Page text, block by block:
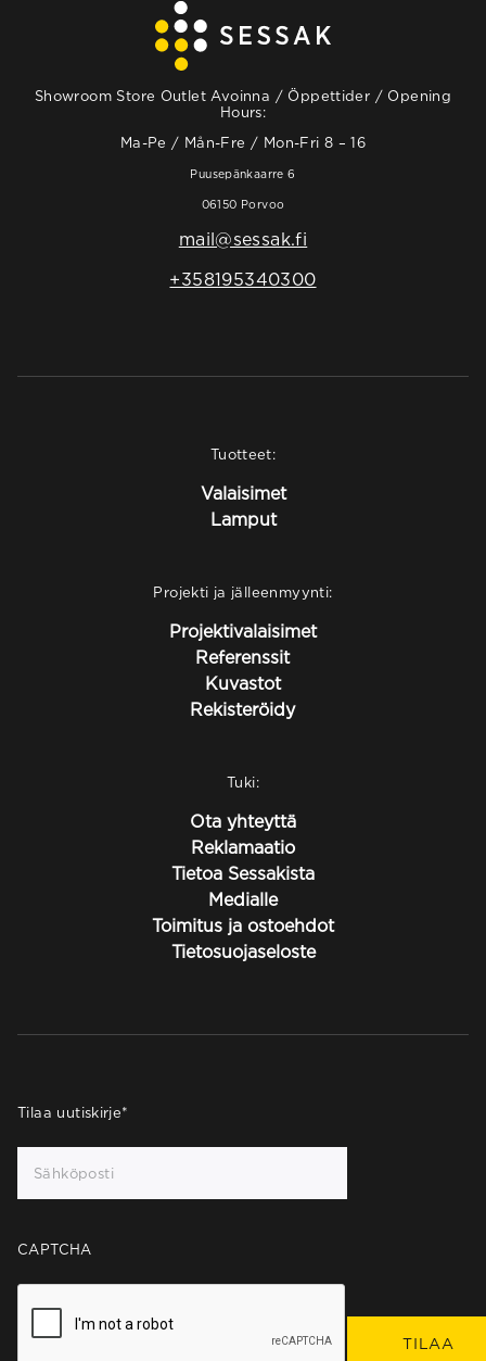
Showroom Store Outlet Avoinna / Öppettider / Opening
Hours:
Ma-Pe / Mån-Fre / Mon-Fri 8 – 16
Puusepänkaarre 6
06150 Porvoo
mail@sessak.fi
+358195340300
Tuotteet:
Valaisimet
Lamput
Projekti ja jälleenmyynti:
Projektivalaisimet
Referenssit
Kuvastot
Rekisteröidy
Tuki:
Ota yhteyttä
Reklamaatio
Tietoa Sessakista
Medialle
Toimitus ja ostoehdot
Tietosuojaseloste
Tilaa uutiskirje*
CAPTCHA